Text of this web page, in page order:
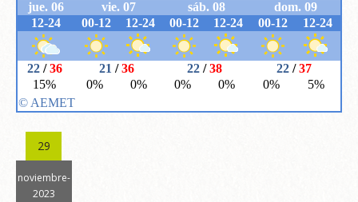
29
noviembre-
2023